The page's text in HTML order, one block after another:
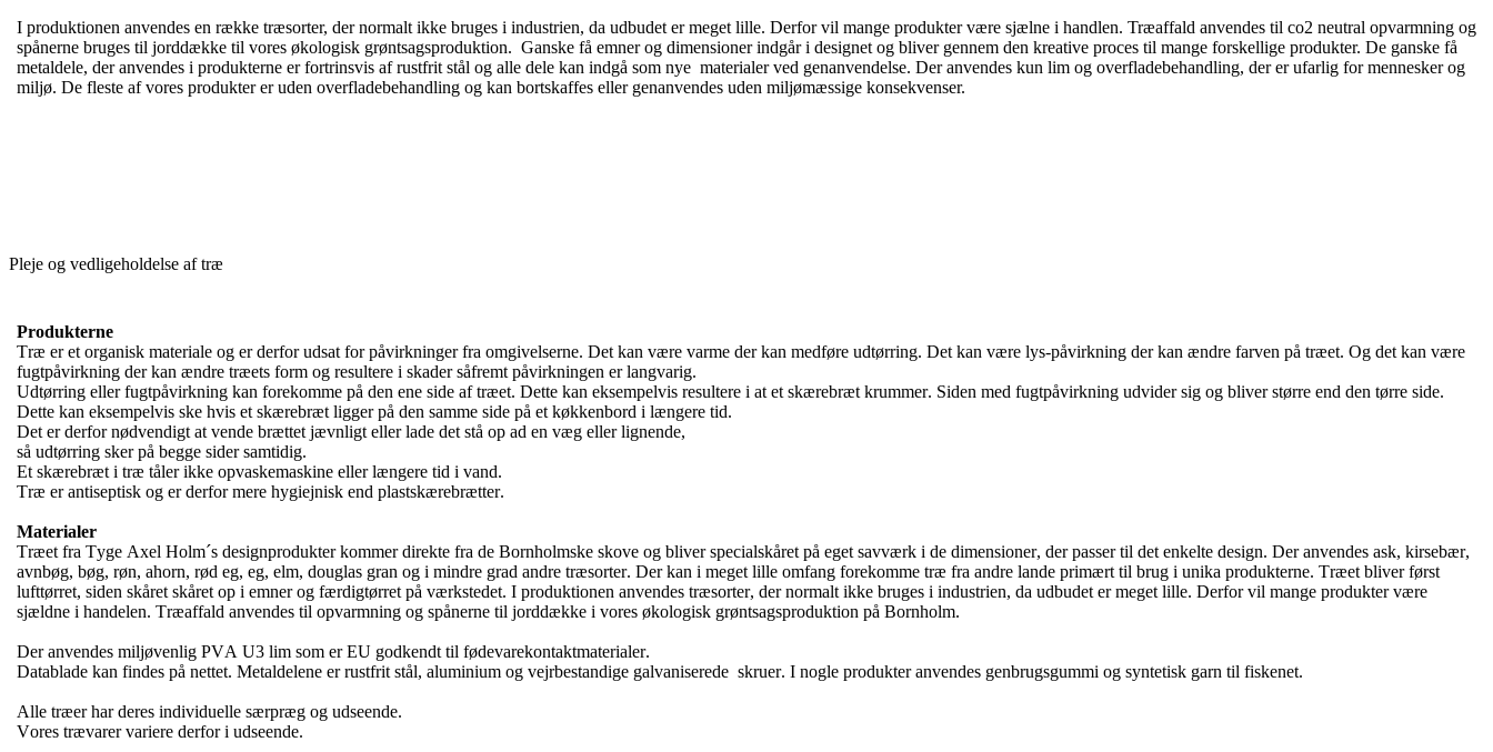
I produktionen anvendes en række træsorter, der normalt ikke bruges i industrien, da udbudet er meget lille. Derfor vil mange produkter være sjælne i handlen. Træaffald anvendes til co2 neutral opvarmning og
spånerne bruges til jorddække til vores økologisk grøntsagsproduktion. Ganske få emner og dimensioner indgår i designet og bliver gennem den kreative proces til mange forskellige produkter. De ganske få
metaldele, der anvendes i produkterne er fortrinsvis af rustfrit stål og alle dele kan indgå som nye materialer ved genanvendelse. Der anvendes kun lim og overfladebehandling, der er ufarlig for mennesker og
miljø. De fleste af vores produkter er uden overfladebehandling og kan bortskaffes eller genanvendes uden miljømæssige konsekvenser.
Pleje og vedligeholdelse af træ
Produkterne
Træ er et organisk materiale og er derfor udsat for påvirkninger fra omgivelserne. Det kan være varme der kan medføre udtørring. Det kan være lys-påvirkning der kan ændre farven på træet. Og det kan være
fugtpåvirkning der kan ændre træets form og resultere i skader såfremt påvirkningen er langvarig.
Udtørring eller fugtpåvirkning kan forekomme på den ene side af træet. Dette kan eksempelvis resultere i at et skærebræt krummer. Siden med fugtpåvirkning udvider sig og bliver større end den tørre side.
Dette kan eksempelvis ske hvis et skærebræt ligger på den samme side på et køkkenbord i længere tid.
Det er derfor nødvendigt at vende brættet jævnligt eller lade det stå op ad en væg eller lignende,
så udtørring sker på begge sider samtidig.
Et skærebræt i træ tåler ikke opvaskemaskine eller længere tid i vand.
Træ er antiseptisk og er derfor mere hygiejnisk end plastskærebrætter.
Materialer
Træet fra Tyge Axel Holm´s designprodukter kommer direkte fra de Bornholmske skove og bliver specialskåret på eget savværk i de dimensioner, der passer til det enkelte design. Der anvendes ask, kirsebær,
avnbøg, bøg, røn, ahorn, rød eg, eg, elm, douglas gran og i mindre grad andre træsorter. Der kan i meget lille omfang forekomme træ fra andre lande primært til brug i unika produkterne. Træet bliver først
lufttørret, siden skåret skåret op i emner og færdigtørret på værkstedet. I produktionen anvendes træsorter, der normalt ikke bruges i industrien, da udbudet er meget lille. Derfor vil mange produkter være
sjældne i handelen. Træaffald anvendes til opvarmning og spånerne til jorddække i vores økologisk grøntsagsproduktion på Bornholm.
Der anvendes miljøvenlig PVA U3 lim som er EU godkendt til fødevarekontaktmaterialer.
Datablade kan findes på nettet. Metaldelene er rustfrit stål, aluminium og vejrbestandige galvaniserede skruer. I nogle produkter anvendes genbrugsgummi og syntetisk garn til fiskenet.
Alle træer har deres individuelle særpræg og udseende.
Vores trævarer variere derfor i udseende.